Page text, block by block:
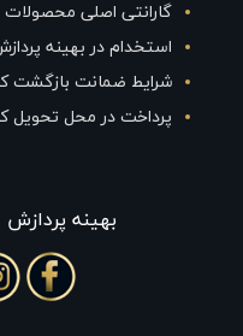
گارانتی اصلی محصولات
استخدام در بهینه
شرایط ضمانت بازگشت
پرداخت در محل تحویل
بهينه